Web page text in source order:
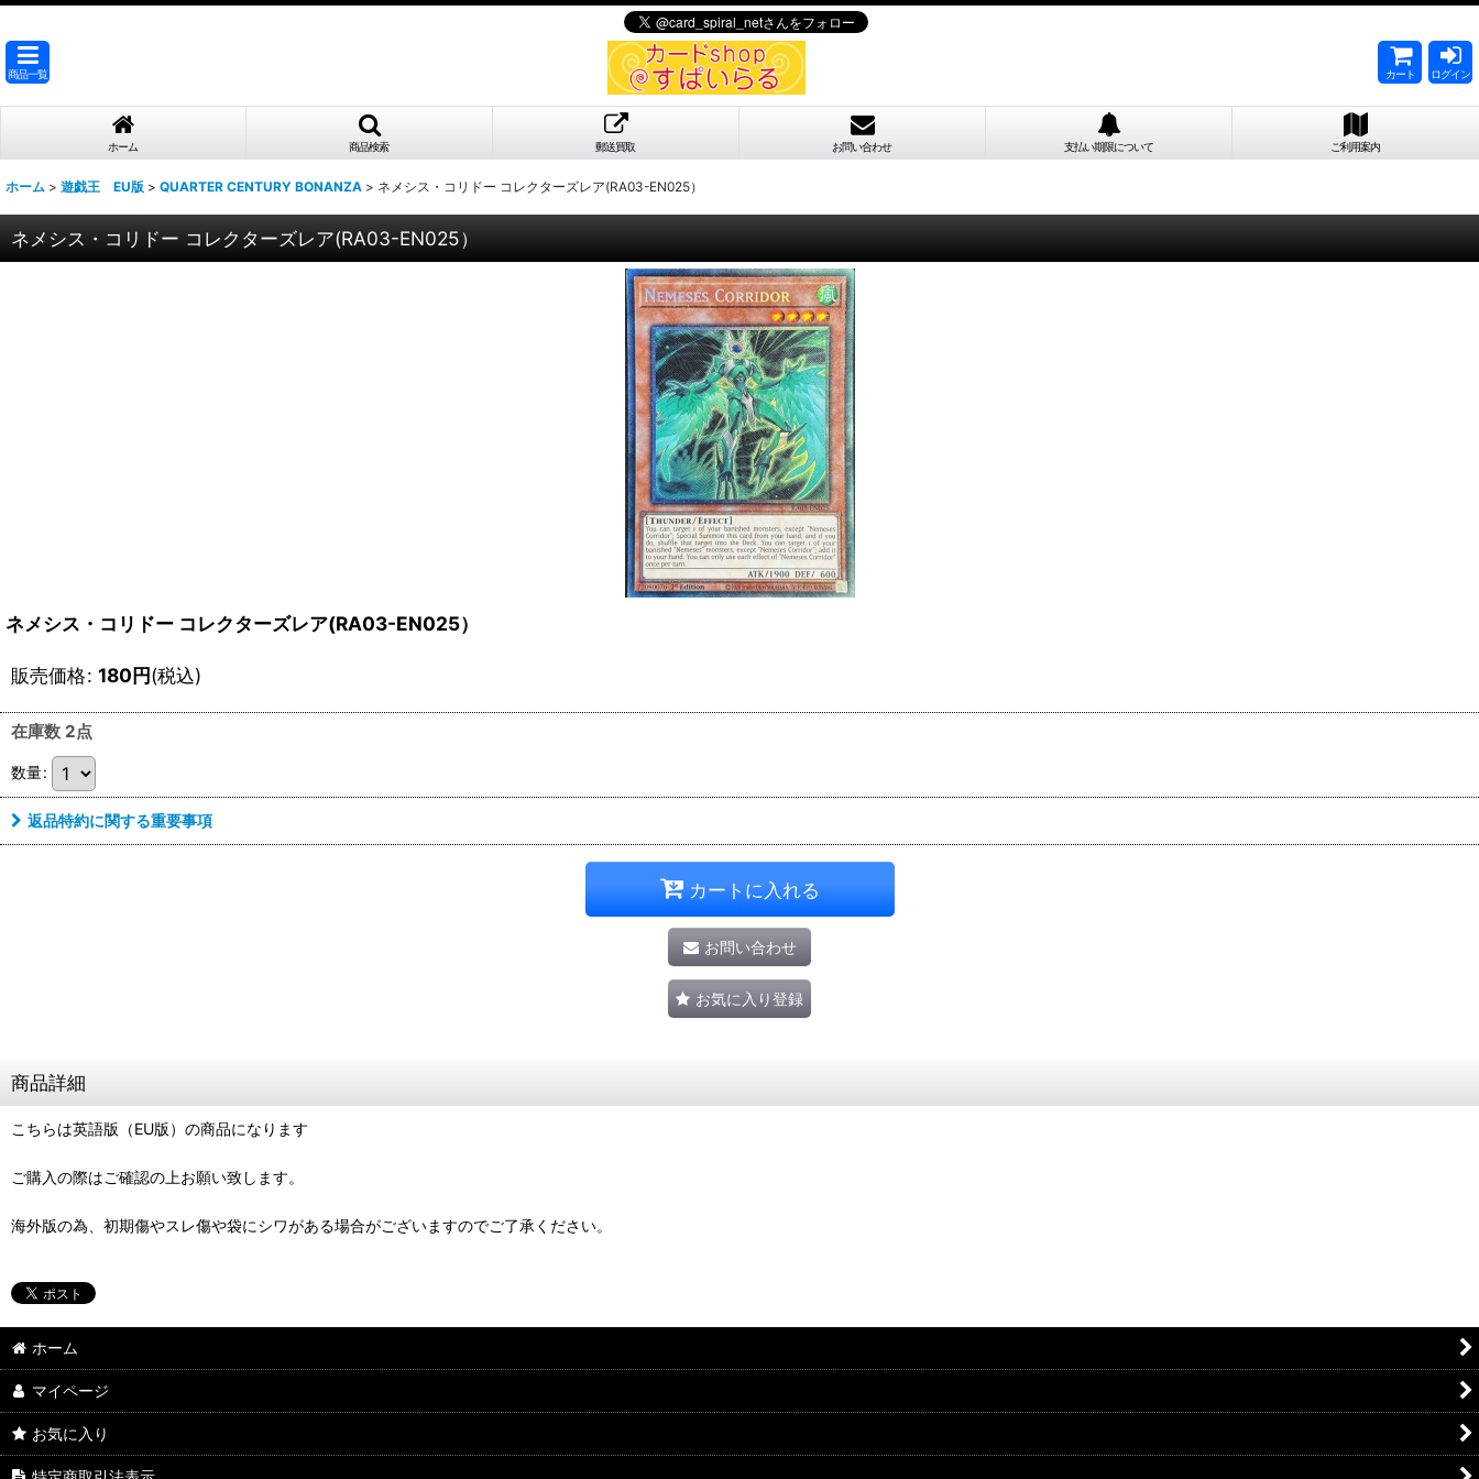
商品一覧 カート ログイン
ホーム 商品検索 郵送買取 お問い合わせ 支払い期限について ご利用案内
ホーム > 遊戯王 EU版 > QUARTER CENTURY BONANZA > ネメシス・コリドー コレクターズレア(RA03-EN025）
ネメシス・コリドー コレクターズレア(RA03-EN025）
ネメシス・コリドー コレクターズレア(RA03-EN025）
販売価格: 180円(税込)
在庫数 2点
数量:
返品特約に関する重要事項
カートに入れる
お問い合わせ
お気に入り登録
商品詳細
こちらは英語版（EU版）の商品になります
ご購入の際はご確認の上お願い致します。
海外版の為、初期傷やスレ傷や袋にシワがある場合がございますのでご了承ください。
ホーム
マイページ
お気に入り